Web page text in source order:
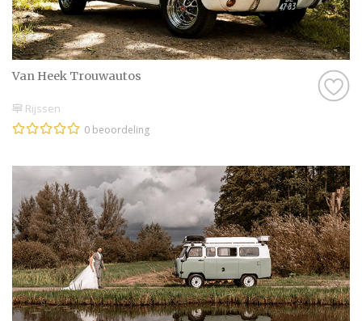
Van Heek Trouwautos
Rijssen
0 beoordeling